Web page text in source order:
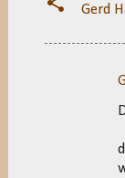
Gerd